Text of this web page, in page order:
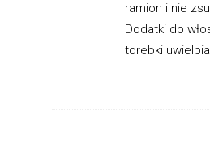
ramion i nie
Dodatki do
torebki